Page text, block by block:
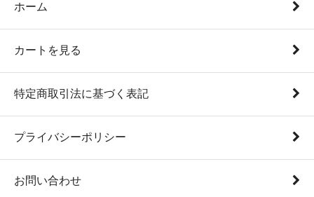
ホーム
カートを見る
特定商取引法に基づく表記
プライバシーポリシー
お問い合わせ